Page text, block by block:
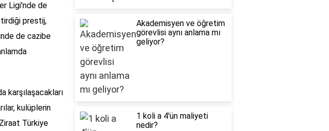
Ligi'nde de
prestij,
de cazibe
karşılaşacakları
kulüplerin
Türkiye
Akademisyen ve öğretim
görevlisi aynı anlama mı
geliyor?
1 koli a 4'ün maliyeti
nedir?